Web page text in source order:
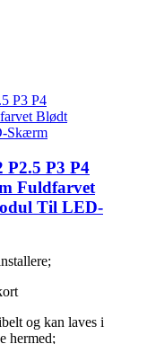
P2.5 P3 P4
Fuldfarvet
Til LED-
og kan laves i
hermed;